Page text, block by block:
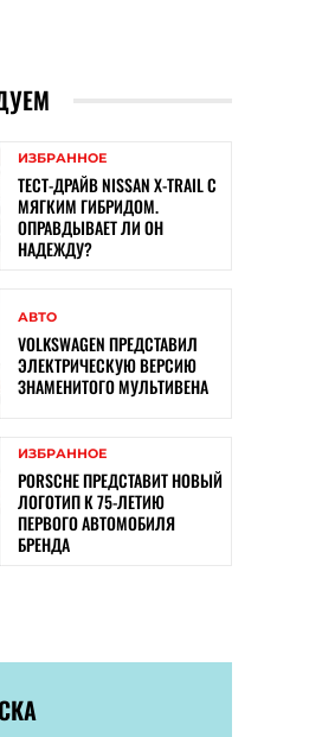
ИЗБРАННОЕ
ТЕСТ-ДРАЙВ NISSAN X-TRAIL С
МЯГКИМ ГИБРИДОМ.
ОПРАВДЫВАЕТ ЛИ ОН
НАДЕЖДУ?
АВТО
VOLKSWAGEN ПРЕДСТАВИЛ
ЭЛЕКТРИЧЕСКУЮ ВЕРСИЮ
ЗНАМЕНИТОГО МУЛЬТИВЕНА
ИЗБРАННОЕ
PORSCHE ПРЕДСТАВИТ НОВЫЙ
ЛОГОТИП К 75-ЛЕТИЮ
ПЕРВОГО АВТОМОБИЛЯ
БРЕНДА